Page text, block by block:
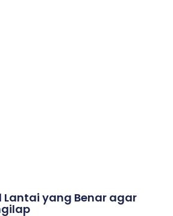
Lantai yang Benar agar